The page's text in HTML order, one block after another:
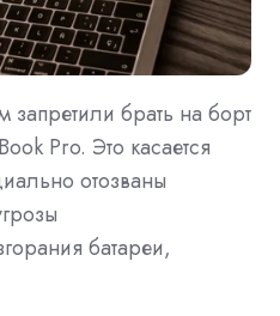
брать на борт
Pro. Это касается
отозваны
батареи,